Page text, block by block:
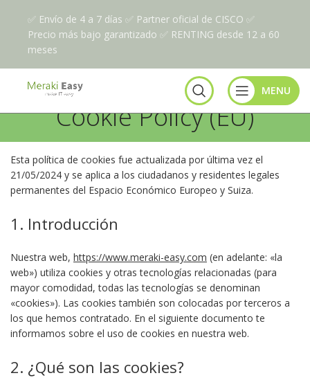
MENU
Cookie Policy (EU)
Esta política de cookies fue actualizada por última vez el
21/05/2024 y se aplica a los ciudadanos y residentes legales
permanentes del Espacio Económico Europeo y Suiza.
1. Introducción
Nuestra web, https://www.meraki-easy.com (en adelante: «la
web») utiliza cookies y otras tecnologías relacionadas (para
mayor comodidad, todas las tecnologías se denominan
«cookies»). Las cookies también son colocadas por terceros a
los que hemos contratado. En el siguiente documento te
informamos sobre el uso de cookies en nuestra web.
2. ¿Qué son las cookies?
✅ Envío de 4 a 7 días ✅ Partner oficial de CISCO ✅
Precio más bajo garantizado ✅ RENTING desde 12 a 60
meses